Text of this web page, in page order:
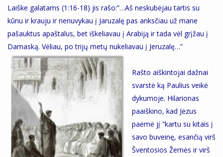
Laiške galatams (1:16-18) jis rašo:”…Aš neskubėjau tartis su
kūnu ir krauju ir nenuvykau į Jaruzalę pas anksčiau už mane
pašauktus apaštalus, bet iškeliavau į Arabiją ir tada vėl grįžau į
Damaską. Vėliau, po trijų metų nukeliavau į Jeruzalę…”
Rašto aiškintojai dažnai
svarstė ką Paulius veikė
dykumoje. Hilarionas
paaiškino, kad Jėzus
paėmė jį “kartu su kitais į
savo buveinę, esančią virš
Šventosios Žemės ir virš